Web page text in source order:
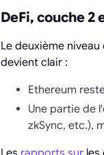
DeFi, couche
Le deuxième
devient clair :
Ethereum
Une partie de
zkSync, etc.),